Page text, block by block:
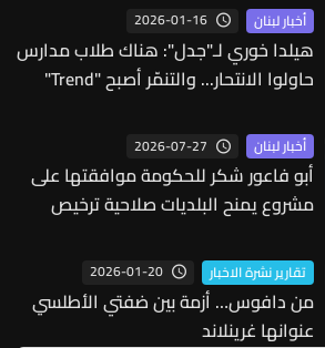
أخبار لبنان 2026-01-16
هيلدا خوري لـ"جدل": هناك طلاب مدارس
حاولوا الانتحار... والتنمّر أصبح "Trend"
أخبار لبنان 2026-07-27
أبو فاعور شكر للحكومة موافقتها على
مشروع يمنح البلديات صلاحية ترخيص
تقارير نشرة الاخبار 2026-01-20
من دافوس… أزمة بين ضفتي الأطلسي
عنوانها غرينلاند